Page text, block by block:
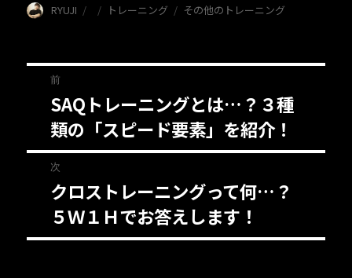
投
RYUJI
投 カ
トレーニング
タ
その他のトレーニング
ナ
ー
前
前
の
投
稿:
SAQトレーニングとは…？３種
類の「スピード要素」を紹介！
次
次
の
投
クロストレーニングって何…？
５Ｗ１Ｈでお答えします！